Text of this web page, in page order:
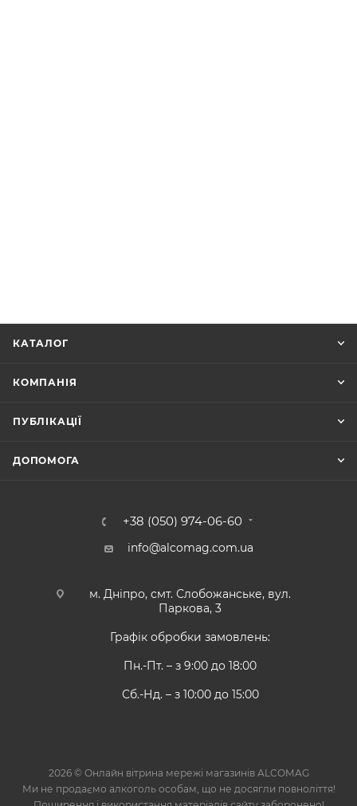
КАТАЛОГ
КОМПАНІЯ
ПУБЛІКАЦІЇ
ДОПОМОГА
+38 (050) 974-06-60
info@alcomag.com.ua
м. Дніпро, смт. Слобожанське, вул.
Паркова, 3
Графік обробки замовлень:
Пн.-Пт. – з 9:00 до 18:00
Сб.-Нд. – з 10:00 до 15:00
2026 © Онлайн вітрина мережі магазинів ALCOMAG
Ми не продаємо алкоголь особам, що не досягли повноліття!